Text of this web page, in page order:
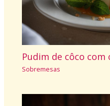
Pudim de côco com
Sobremesas